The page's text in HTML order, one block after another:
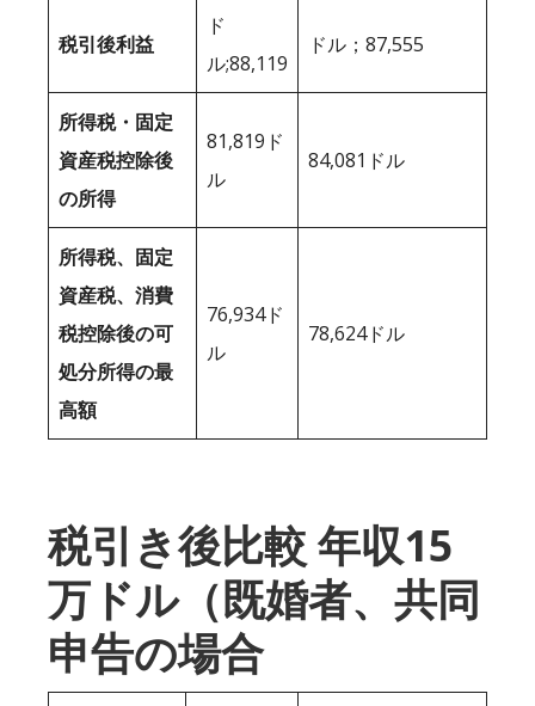
税引後利益
ド
ル;88,119
ドル；87,555
所得税・固定
資産税控除後
の所得
81,819ド
ル
84,081ドル
所得税、固定
資産税、消費
税控除後の可
処分所得の最
高額
76,934ド
ル
78,624ドル
税引き後比較 年収15
万ドル（既婚者、共同
申告の場合